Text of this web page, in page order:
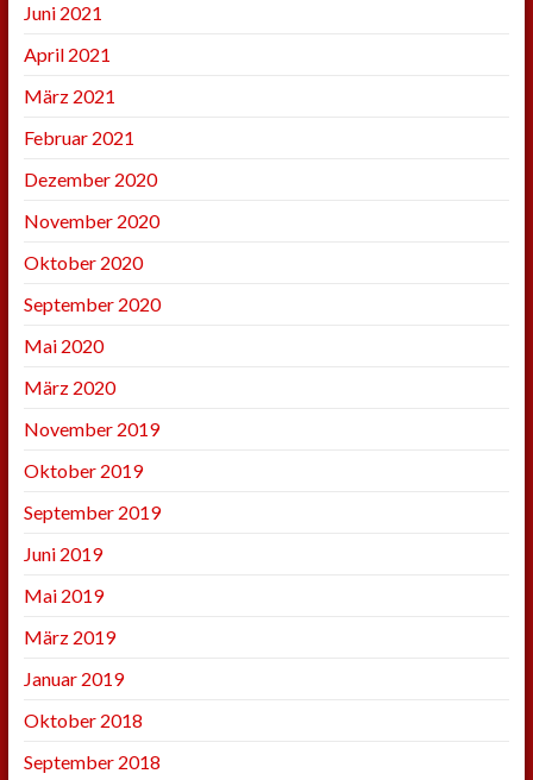
Juni 2021
April 2021
März 2021
Februar 2021
Dezember 2020
November 2020
Oktober 2020
September 2020
Mai 2020
März 2020
November 2019
Oktober 2019
September 2019
Juni 2019
Mai 2019
März 2019
Januar 2019
Oktober 2018
September 2018